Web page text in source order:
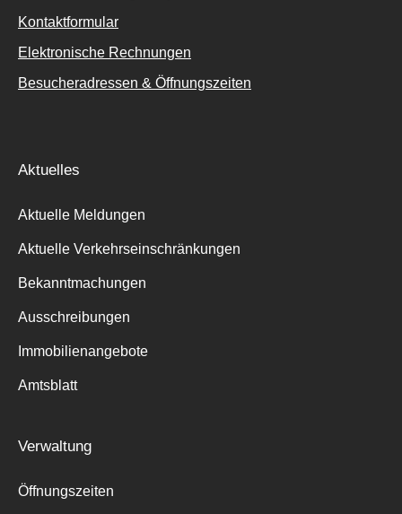
Kontaktformular
Elektronische Rechnungen
Besucheradressen & Öffnungszeiten
Aktuelles
Aktuelle Meldungen
Aktuelle Verkehrseinschränkungen
Bekanntmachungen
Ausschreibungen
Immobilienangebote
Amtsblatt
Verwaltung
Öffnungszeiten